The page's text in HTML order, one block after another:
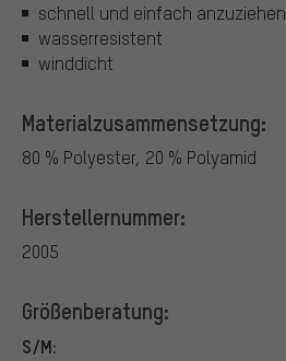
schnell und einfach anzuziehen
wasserresistent
winddicht
Materialzusammensetzung:
80 % Polyester, 20 % Polyamid
Herstellernummer:
2005
Größenberatung:
S/M: